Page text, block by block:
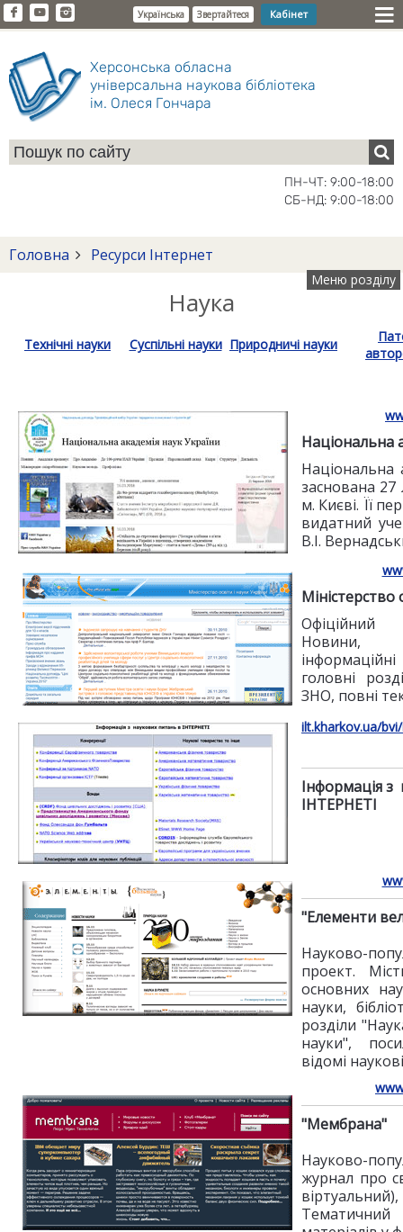
Українська Звертайтеся Кабінет
Херсонська обласна
універсальна наукова бібліотека
ім. Олеся Гончара
ПН-ЧТ: 9:00-18:00
СБ-НД: 9:00-18:00
Головна Ресурси Інтернет
Меню розділу
Наука
Технічні науки Суспільні науки Природничі науки
Національна
Національна
заснована 27
м. Києві. Її
видатний
В.І.
Міністерство
Офіційний
Новини,
головні
ЗНО, повні
ilt.kharkov.ua/
Інформація
ІНТЕРНЕТІ
"Елементи
Науково-
проект.
основних
науки,
розділи
науки",
відомі
"Мембрана"
Науково-
журнал про
Тематичний